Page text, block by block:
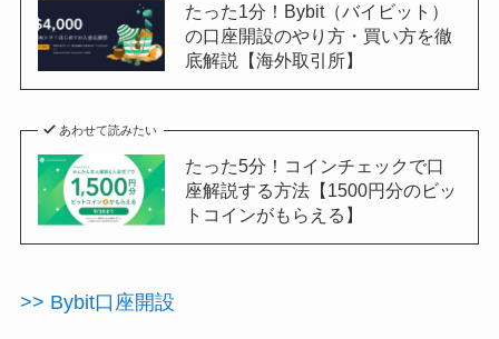
たった1分！Bybit（バイビット）
の口座開設のやり方・買い方を徹
底解説【海外取引所】
あわせて読みたい
たった5分！コインチェックで口
座解説する方法【1500円分のビッ
トコインがもらえる】
>> Bybit口座開設